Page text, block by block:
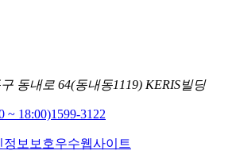
동내로 64(동내동1119) KERIS빌딩
~ 18:00)1599-3122